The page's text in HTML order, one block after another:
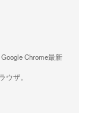
Chrome最新
ウザ。